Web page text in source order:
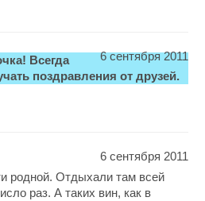
6 сентября 2011
Всегда
поздравления от друзей.
6 сентября 2011
родной. Отдыхали там всей
раз. А таких вин, как в